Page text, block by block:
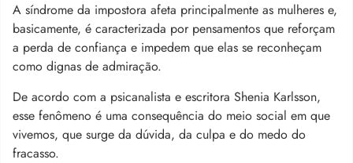
A síndrome da impostora afeta principalmente as mulheres e,
basicamente, é caracterizada por pensamentos que reforçam
a perda de confiança e impedem que elas se reconheçam
como dignas de admiração.
De acordo com a psicanalista e escritora Shenia Karlsson,
esse fenômeno é uma consequência do meio social em que
vivemos, que surge da dúvida, da culpa e do medo do
fracasso.